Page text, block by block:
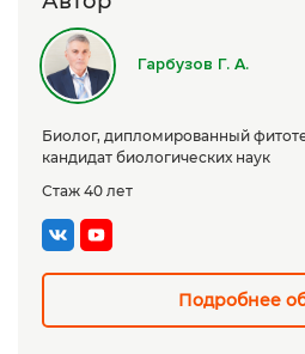
Травяной чай
Специи
Натуральные растительные
Лечебные мази
Средства личной гигиены
Гарбузов Г. А.
Биолог, дипломированный
кандидат биологических наук
Стаж 40 лет
Подробнее